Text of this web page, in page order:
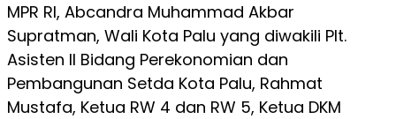
MPR RI, Abcandra Muhammad Akbar
Supratman, Wali Kota Palu yang diwakili Plt.
Asisten II Bidang Perekonomian dan
Pembangunan Setda Kota Palu, Rahmat
Mustafa, Ketua RW 4 dan RW 5, Ketua DKM